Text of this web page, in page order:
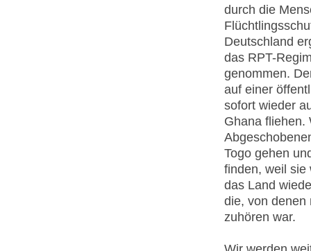
durch die
Deutschland
das RPT-
genommen.
auf einer
sofort wieder
Ghana fliehen.
Togo gehen
finden, weil sie
das Land
die, von denen
zuhören war.